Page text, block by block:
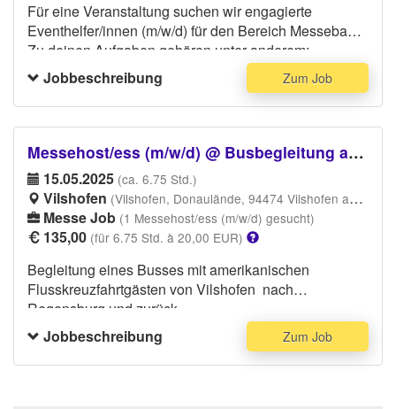
Für eine Veranstaltung suchen wir engagierte
Eventhelfer/innen (m/w/d) für den Bereich Messebau.
Zu deinen Aufgaben gehören unter anderem:
Entladen und Beladen von Messebaumaterial aus/in
einen LKW, Unterstützung beim Auf- und Abbau der
Veranstaltung, Umräumen und Platzieren der
Eventausstattung. Du benötigst Stahlkappenschuhe
und wetterangepasste Arbeitskleidung (Arbeitshose,
Handschuhe, Jacke, etc.). Du solltest körperlich fit /
belastbar sein.
Jobbeschreibung Zum Job
Messehost/ess (m/w/d) @ Busbegleitung amerikanischer Flusskreuzfahrtgäste
15.05.2025 (ca. 6.75 Std.)
Vilshofen (Vilshofen, Donaulände, 94474 Vilshofen an der Donau)
Messe Job (1 Messehost/ess (m/w/d) gesucht)
135,00 (für 6.75 Std. à 20,00 EUR)
Begleitung eines Busses mit amerikanischen
Flusskreuzfahrtgästen von Vilshofen nach
Regensburg und zurück
Jobbeschreibung
Zum Job